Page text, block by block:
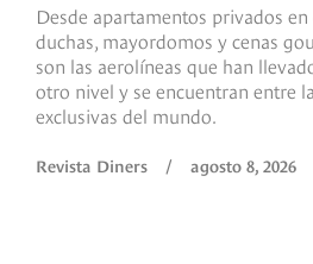
Desde apartamentos privados
duchas, mayordomos y cenas
son las aerolíneas que han
otro nivel y se encuentran entre
exclusivas del mundo.
Revista Diners / agosto 8, 2026